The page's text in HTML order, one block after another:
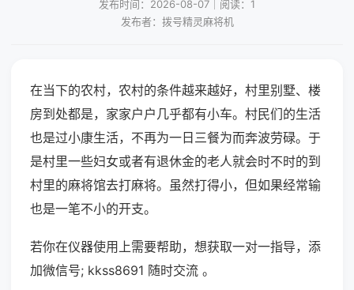
发布时间：2026-08-07｜阅读：1
发布者：拨号精灵麻将机
在当下的农村，农村的条件越来越好，村里别墅、楼
房到处都是，家家户户几乎都有小车。村民们的生活
也是过小康生活，不再为一日三餐为而奔波劳碌。于
是村里一些妇女或者有退休金的老人就会时不时的到
村里的麻将馆去打麻将。虽然打得小，但如果经常输
也是一笔不小的开支。
若你在仪器使用上需要帮助，想获取一对一指导，添
加微信号; kkss8691 随时交流 。